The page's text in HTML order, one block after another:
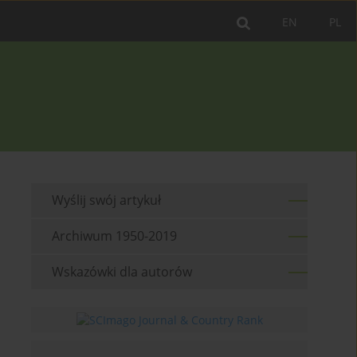
PL
EN
Wyślij swój artykuł
Archiwum 1950-2019
Wskazówki dla autorów